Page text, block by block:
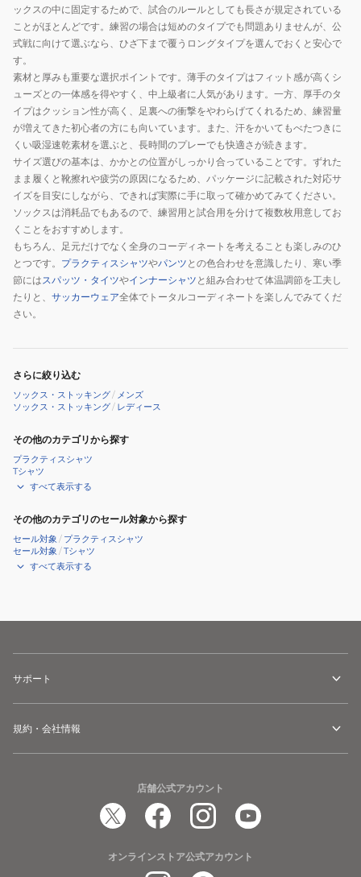
ックスの中に固定するためで、試合のルールとしても長さが規定されている
ことがほとんどです。練習の場合は短めのタイプでも問題ありませんが、公
式戦に向けて選ぶなら、ひざ下まで覆うロングタイプを選んでおくと安心で
す。
素材と厚みも重要な選択ポイントです。薄手のタイプはフィット感が高くシ
ューズとの一体感を得やすく、中上級者に人気があります。一方、厚手のタ
イプはクッション性が高く、足裏への衝撃をやわらげてくれるため、練習量
が増えてきた初心者の方にも向いています。また、汗をかいてもべたつきに
くい吸湿速乾素材を選ぶと、長時間のプレーでも快適さが続きます。
サイズ選びの基本は、かかとの位置がしっかり合っていることです。ずれた
まま履くと靴擦れや疲労の原因になるため、パッケージに記載された対応サ
イズを目安にしながら、できれば実際に手に取って確かめてみてください。
ソックスは消耗品でもあるので、練習用と試合用を分けて複数枚用意してお
くことをおすすめします。
もちろん、足元だけでなく全身のコーディネートを考えることも楽しみのひ
とつです。 プラクティスシャツやパンツ との色合わせを意識したり、寒い季
節にはスパッツ・タイツやインナーシャツ と組み合わせて体温調節を工夫し
たりと、 サッカーウェア全体でトータルコーディネートを楽しんでみてくだ
さい。
さらに絞り込む
ソックス・ストッキング/ メンズ
ソックス・ストッキング/ レディース
その他のカテゴリから探す
プラクティスシャツ
Tシャツ
すべて表示する
その他のカテゴリのセール対象から探す
セール対象 / プラクティスシャツ
セール対象 /Tシャツ
すべて表示する
サポート
規約・会社情報
店舗公式アカウント
オンラインストア公式アカウント